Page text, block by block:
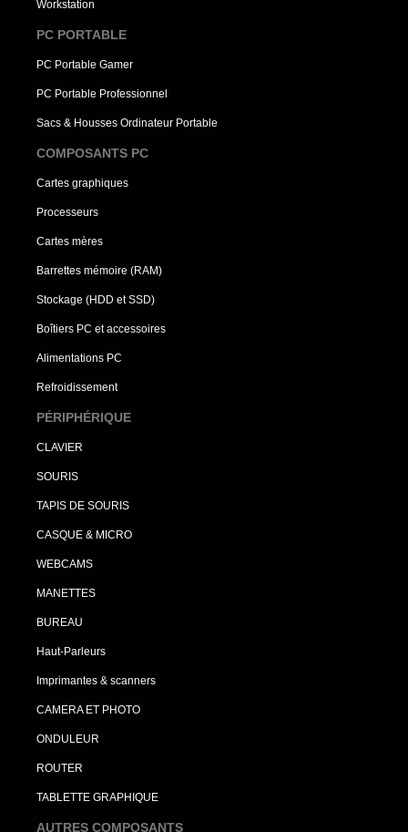
Workstation
PC PORTABLE
PC Portable Gamer
PC Portable Professionnel
Sacs & Housses Ordinateur Portable
COMPOSANTS PC
Cartes graphiques
Processeurs
Cartes mères
Barrettes mémoire (RAM)
Stockage (HDD et SSD)
Boîtiers PC et accessoires
Alimentations PC
Refroidissement
PÉRIPHÉRIQUE
CLAVIER
SOURIS
TAPIS DE SOURIS
CASQUE & MICRO
WEBCAMS
MANETTES
BUREAU
Haut-Parleurs
Imprimantes & scanners
CAMERA ET PHOTO
ONDULEUR
ROUTER
TABLETTE GRAPHIQUE
AUTRES COMPOSANTS